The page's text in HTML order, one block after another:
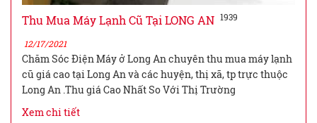
Thu Mua Máy Lạnh Cũ Tại LONG AN 1939
12/17/2021
Chăm Sóc Điện Máy ở Long An chuyên thu mua máy lạnh
cũ giá cao tại Long An và các huyện, thị xã, tp trực thuộc
Long An .Thu giá Cao Nhất So Với Thị Trường
Xem chi tiết